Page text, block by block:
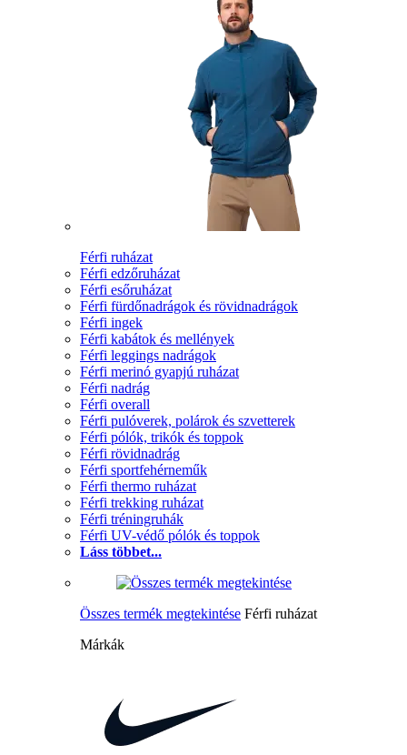
Férfi ruházat
Férfi edzőruházat
Férfi esőruházat
Férfi fürdőnadrágok és rövidnadrágok
Férfi ingek
Férfi kabátok és mellények
Férfi leggings nadrágok
Férfi merinó gyapjú ruházat
Férfi nadrág
Férfi overall
Férfi pulóverek, polárok és szvetterek
Férfi pólók, trikók és toppok
Férfi rövidnadrág
Férfi sportfehérneműk
Férfi thermo ruházat
Férfi trekking ruházat
Férfi tréningruhák
Férfi UV-védő pólók és toppok
Láss többet...
Összes termék megtekintése Férfi ruházat
Márkák